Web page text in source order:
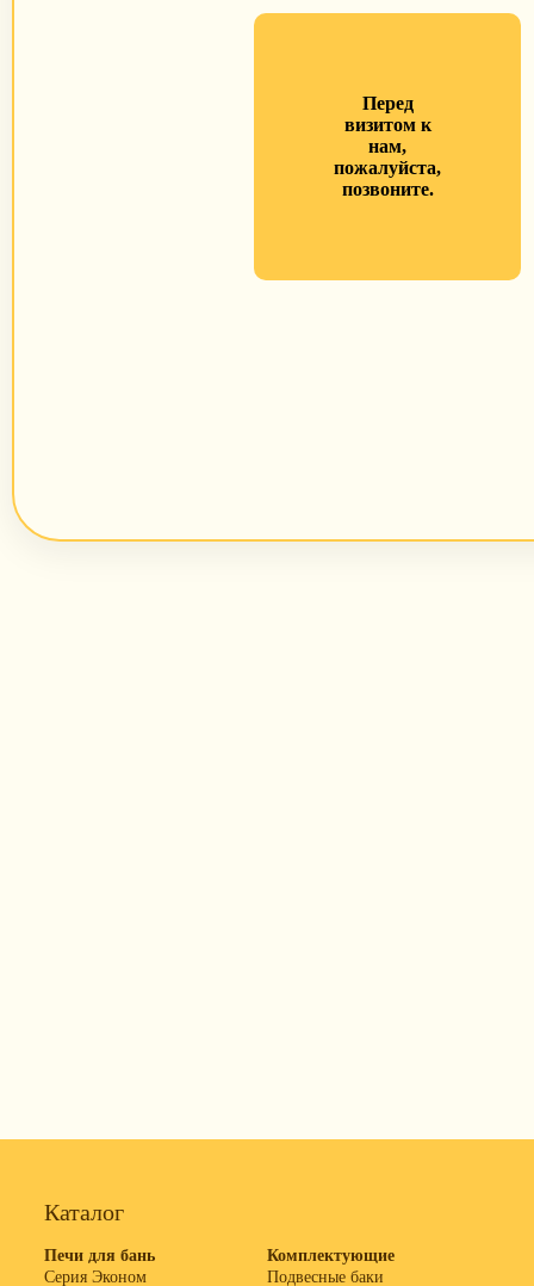
Перед
визитом к
нам,
пожалуйста,
позвоните.
Каталог
Печи для бань
Серия Эконом
Комплектующие
Подвесные баки